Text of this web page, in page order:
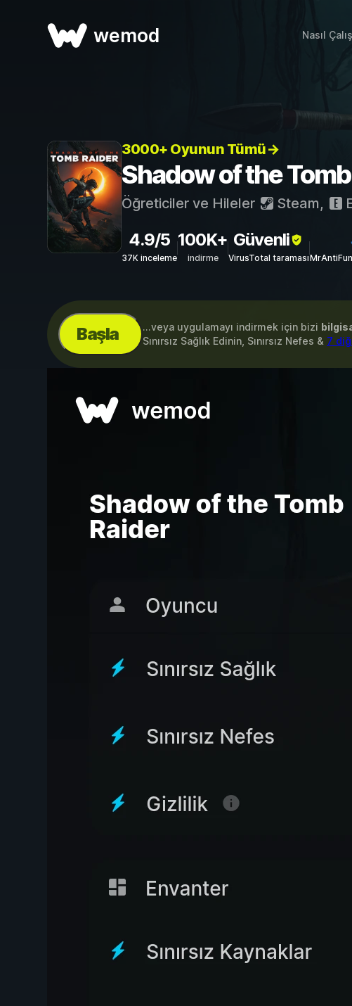
wemod Nasıl
3000+ Oyunun Tümü→
Shadow of the
Öğreticiler ve Hileler Steam,
4.9/5
37K inceleme
100K+
indirme
Güvenli
VirusTotal taraması
Başla ...veya uygulamayı indirmek için bizi
Sınırsız Sağlık Edinin, Sınırsız Nefes & 7